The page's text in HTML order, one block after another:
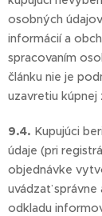
osobných
informácií a
spracovaním
článku nie je
uzavretiu kúpnej
9.4. Kupujúci
údaje (pri
objednávke
uvádzať
odkladu